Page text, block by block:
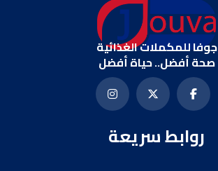
جوفا للمكملات الغذائية
صحة أفضل.. حياة أفضل
روابط سريعة